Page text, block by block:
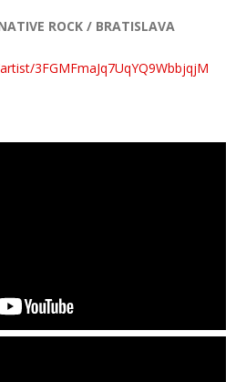
ROCK / BRATISLAVA
3FGMFmaJq7UqYQ9WbbjqjM